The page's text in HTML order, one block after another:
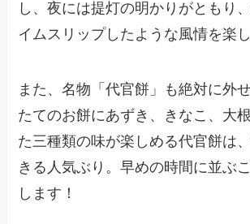
し、夜には提灯の明かりがともり
イムスリップしたような風情を楽し
また、名物「代官餅」も絶対に外
たてのお餅にあずき、きなこ、大
た三種類の味が楽しめる代官餅は
きる人気ぶり。早めの時間に並ぶ
します！